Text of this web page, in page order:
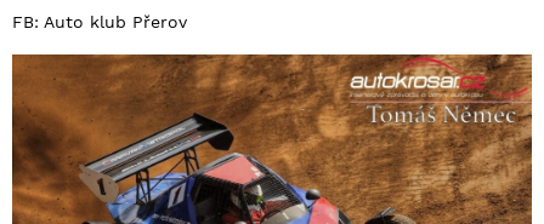
FB: Auto klub Přerov